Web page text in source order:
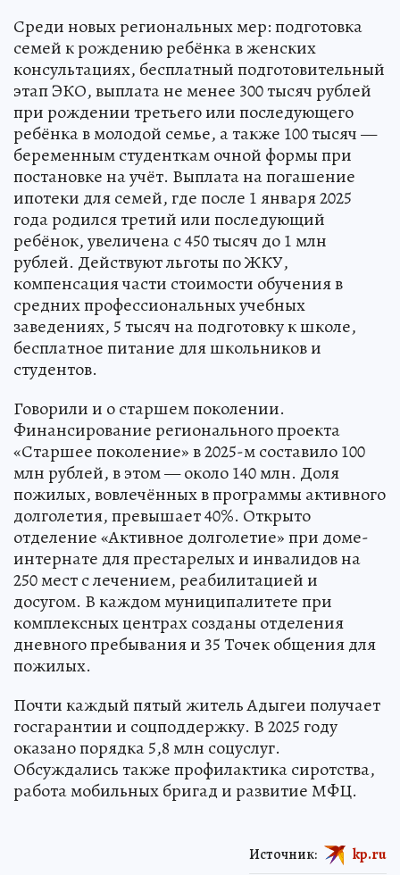
Среди новых региональных мер: подготовка
семей к рождению ребёнка в женских
консультациях, бесплатный подготовительный
этап ЭКО, выплата не менее 300 тысяч рублей
при рождении третьего или последующего
ребёнка в молодой семье, а также 100 тысяч —
беременным студенткам очной формы при
постановке на учёт. Выплата на погашение
ипотеки для семей, где после 1 января 2025
года родился третий или последующий
ребёнок, увеличена с 450 тысяч до 1 млн
рублей. Действуют льготы по ЖКУ,
компенсация части стоимости обучения в
средних профессиональных учебных
заведениях, 5 тысяч на подготовку к школе,
бесплатное питание для школьников и
студентов.
Говорили и о старшем поколении.
Финансирование регионального проекта
«Старшее поколение» в 2025-м составило 100
млн рублей, в этом — около 140 млн. Доля
пожилых, вовлечённых в программы активного
долголетия, превышает 40%. Открыто
отделение «Активное долголетие» при доме-
интернате для престарелых и инвалидов на
250 мест с лечением, реабилитацией и
досугом. В каждом муниципалитете при
комплексных центрах созданы отделения
дневного пребывания и 35 Точек общения для
пожилых.
Почти каждый пятый житель Адыгеи получает
госгарантии и соцподдержку. В 2025 году
оказано порядка 5,8 млн соцуслуг.
Обсуждались также профилактика сиротства,
работа мобильных бригад и развитие МФЦ.
Источник: kp.ru